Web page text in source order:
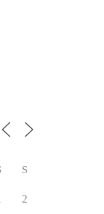
S
2